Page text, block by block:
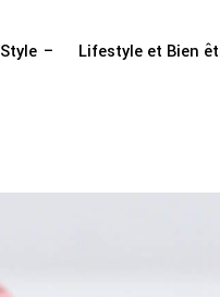
Style Lifestyle et Bien